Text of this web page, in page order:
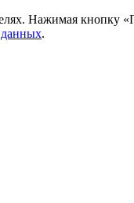
Нажимая кнопку
.